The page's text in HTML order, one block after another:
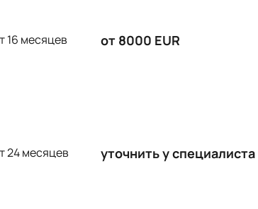
16 месяцев от 8000 EUR
24 месяцев уточнить у специалиста